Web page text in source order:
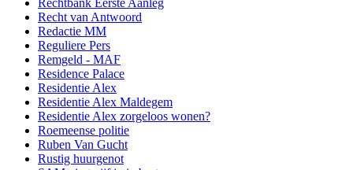
Rechtbank Eerste Aanleg
Recht van Antwoord
Redactie MM
Reguliere Pers
Remgeld - MAF
Residence Palace
Residentie Alex
Residentie Alex Maldegem
Residentie Alex zorgeloos wonen?
Roemeense politie
Ruben Van Gucht
Rustig huurgenot